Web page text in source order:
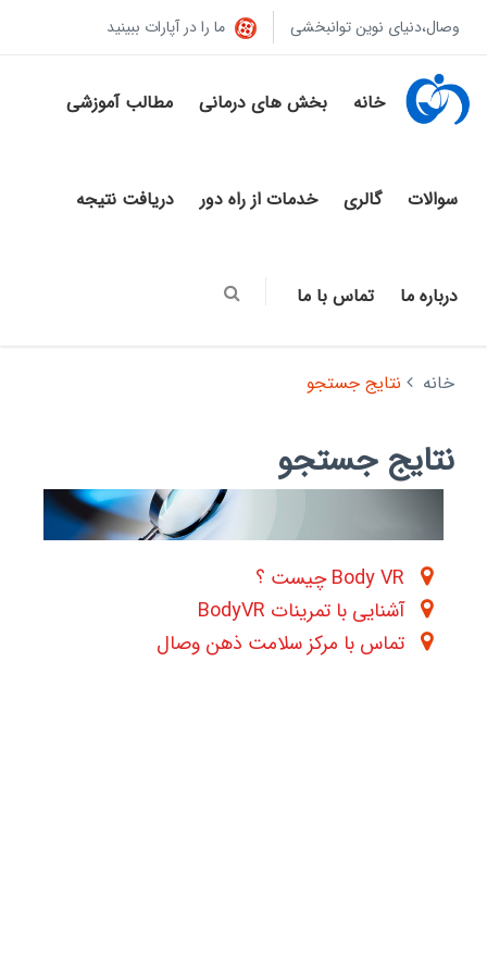
وصال،دنیای نوین توانبخشی ما را در آپارات ببینید
خانه بخش های درمانی مطالب آموزشی
سوالات گالری خدمات از راه دور دریافت نتیجه
درباره ما تماس با ما
خانه نتایج جستجو
نتایج جستجو
Body VR چیست ؟
آشنایی با تمرینات BodyVR
تماس با مرکز سلامت ذهن وصال